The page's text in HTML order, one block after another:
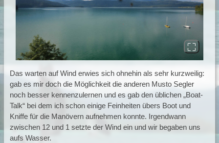
Das warten auf Wind erwies sich ohnehin als sehr kurzweilig:
gab es mir doch die Möglichkeit die anderen Musto Segler
noch besser kennenzulernen und es gab den üblichen „Boat-
Talk“ bei dem ich schon einige Feinheiten übers Boot und
Kniffe für die Manövern aufnehmen konnte. Irgendwann
zwischen 12 und 1 setzte der Wind ein und wir begaben uns
aufs Wasser.